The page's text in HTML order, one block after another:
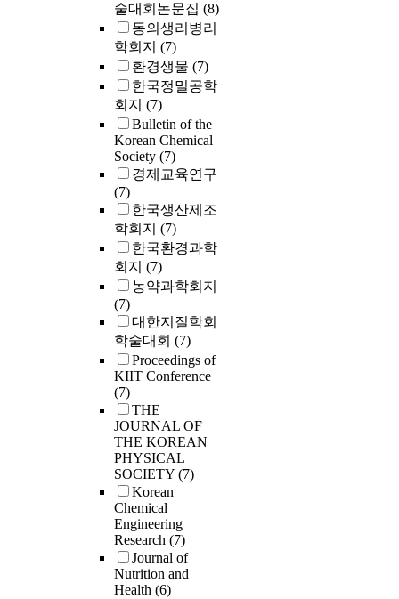
술대회논문집 (8)
동의생리병리
학회지 (7)
환경생물 (7)
한국정밀공학
회지 (7)
Bulletin of the
Korean Chemical
Society (7)
경제교육연구
(7)
한국생산제조
학회지 (7)
한국환경과학
회지 (7)
농약과학회지
(7)
대한지질학회
학술대회 (7)
Proceedings of
KIIT Conference
(7)
THE
JOURNAL OF
THE KOREAN
PHYSICAL
SOCIETY (7)
Korean
Chemical
Engineering
Research (7)
Journal of
Nutrition and
Health (6)